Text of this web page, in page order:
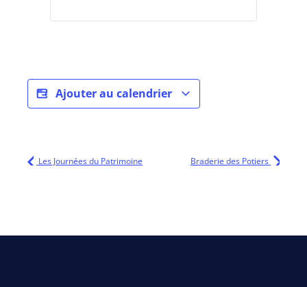
Ajouter au calendrier
Les Journées du Patrimoine Braderie des Potiers